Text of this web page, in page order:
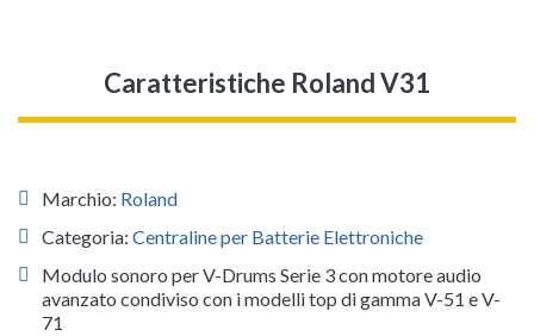
Caratteristiche Roland V31
Marchio: Roland
Categoria: Centraline per Batterie Elettroniche
Modulo sonoro per V-Drums Serie 3 con motore audio
avanzato condiviso con i modelli top di gamma V-51 e V-
71